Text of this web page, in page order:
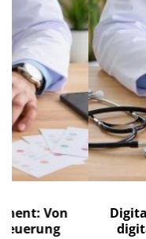
digitaler